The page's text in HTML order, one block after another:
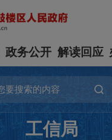
政务公开 解读回应
工信局